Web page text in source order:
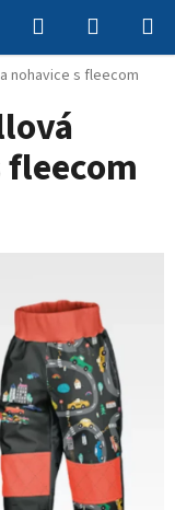
Hľadať
KOŠÍK
nohavice s fleecom